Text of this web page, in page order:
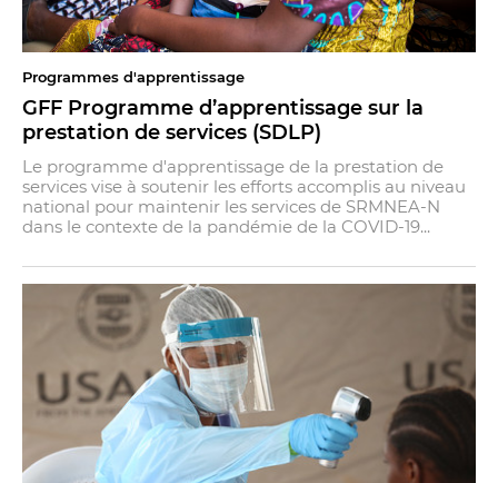
Programmes d'apprentissage
GFF Programme d’apprentissage sur la
prestation de services (SDLP)
Le programme d'apprentissage de la prestation de
services vise à soutenir les efforts accomplis au niveau
national pour maintenir les services de SRMNEA-N
dans le contexte de la pandémie de la COVID-19...